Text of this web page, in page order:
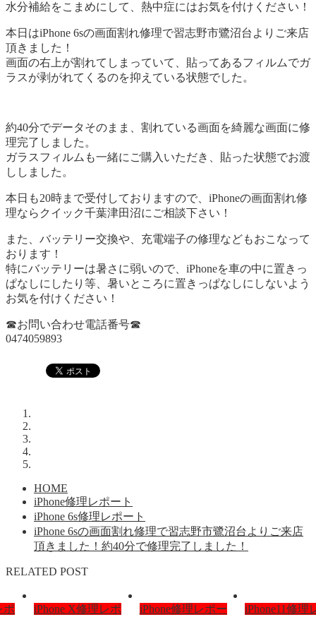
水分補給をこまめにして、熱中症にはお気を付けください！
本日はiPhone 6sの画面割れ修理で習志野市鷺沼台よりご来店
頂きました！
画面の右上が割れてしまっていて、貼ってあるフィルムでガ
ラスが剥がれてくるのを抑えている状態でした。
約40分でデータそのまま、割れている画面を綺麗な画面に修
理完了しました。
ガラスフィルムも一緒にご購入いただき、貼った状態でお渡
ししました。
本日も20時まで受付しておりますので、iPhoneの画面割れ修
理ならクイック千葉津田沼にご相談下さい！
また、バッテリー交換や、充電端子の修理などもおこなって
おります！
特にバッテリーは暑さに弱いので、iPhoneを車の中に置きっ
ぱなしにしたり等、暑いところに置きっぱなしにしないよう
お気を付けください！
☎お問い合わせ電話番号☎
0474059893
HOME
iPhone修理レポート
iPhone 6s修理レポート
iPhone 6sの画面割れ修理で習志野市鷺沼台よりご来店
頂きました！約40分で修理完了しました！
RELATED POST
ポ
iPhone X修理レポ
iPhone修理レポー
iPhone11修理